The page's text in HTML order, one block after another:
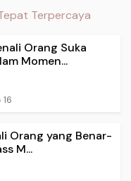
Terpercaya
Orang Suka
Momen...
16
Orang yang Benar-
M...